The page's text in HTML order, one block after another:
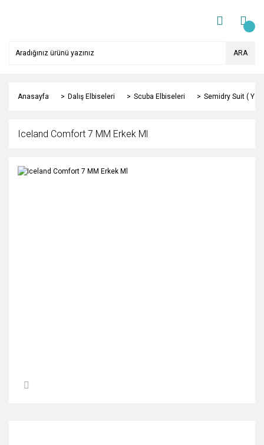
ARA
Anasayfa Dalış Elbiseleri Scuba Elbiseleri Semidry Suit (
Iceland Comfort 7 MM Erkek Ml